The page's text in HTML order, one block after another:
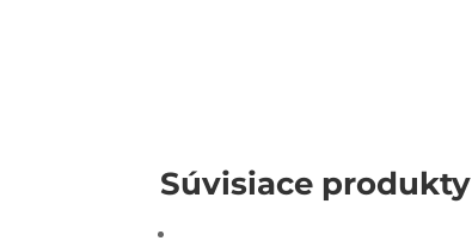
Súvisiace produkty